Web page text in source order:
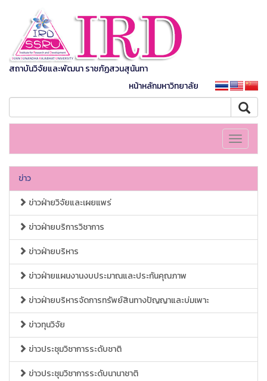
สถาบันวิจัยและพัฒนา ราชภัฏสวนสุนันทา
หน้าหลักมหาวิทยาลัย
Toggle
ข่าว
ข่าวฝ่ายวิจัยและเผยแพร่
ข่าวฝ่ายบริการวิชาการ
ข่าวฝ่ายบริหาร
ข่าวฝ่ายแผนงานงบประมาณและประกันคุณภาพ
ข่าวฝ่ายบริหารจัดการทรัพย์สินทางปัญญาและบ่มเพาะ
ข่าวทุนวิจัย
ข่าวประชุมวิชาการระดับชาติ
ข่าวประชุมวิชาการระดับนานาชาติ